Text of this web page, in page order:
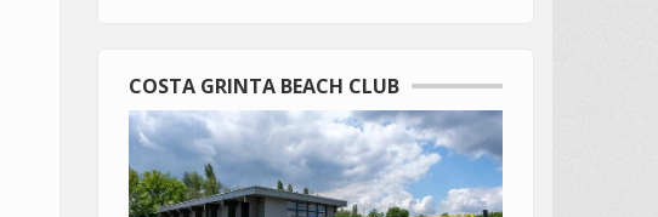
COSTA GRINTA BEACH CLUB